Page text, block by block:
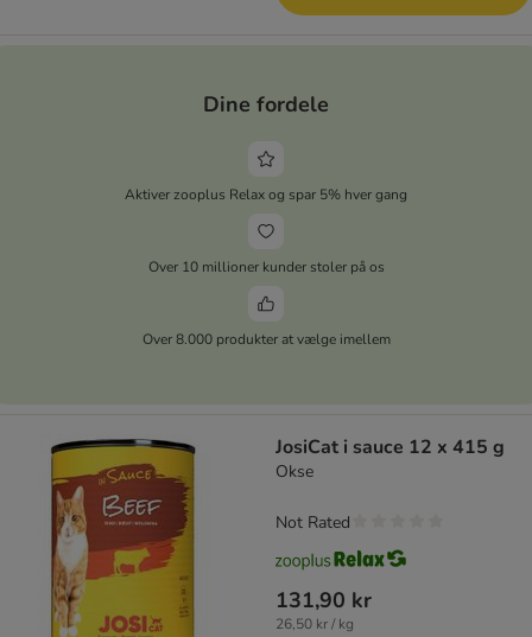
Dine fordele
Aktiver zooplus Relax og spar 5% hver gang
Over 10 millioner kunder stoler på os
Over 8.000 produkter at vælge imellem
JosiCat i sauce 12 x 415 g
Okse
131,90 kr
26,50 kr / kg
Not Rated